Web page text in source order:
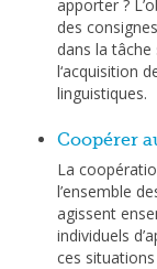
apporter ?
des
dans la
l‘acquisition
linguistiques.
Coopérer
La
l’ensemble
agissent
individuels
ces